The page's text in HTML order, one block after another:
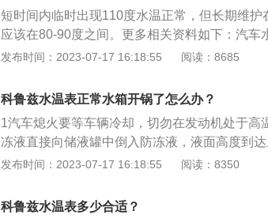
容易引起发动机温度过高的故障。
短时间内临时出现110度水温正常，但长期维
应该在80-90度之间。更多相关资料如下：汽车
在行车中起到散热调温的作用。水箱系统里面
沸点。正常情况下，汽车行车水温为90度：短
温高达110度都有可能出现，但持续的时间不会
10，那对发动机的危害就比较大。有时候引擎
能出现汽车水温不正常。
发布时间：2023-07-17 16:18:55 阅读：8685
科鲁兹水温表正常水箱开锅了怎么办？
1汽车熄火要等车辆冷却，切勿在发动机处于高
冻液直接向储液罐中倒入防冻液，液面高度到
续加注拧下放水螺丝，并继续开始加注防冻液
发布时间：2023-07-17 16:18:55 阅读：8350
科鲁兹水温表多少合适？